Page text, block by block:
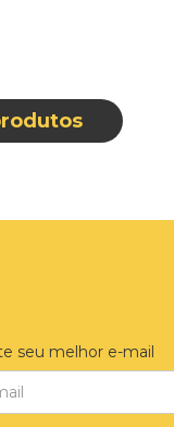
seu melhor e-mail